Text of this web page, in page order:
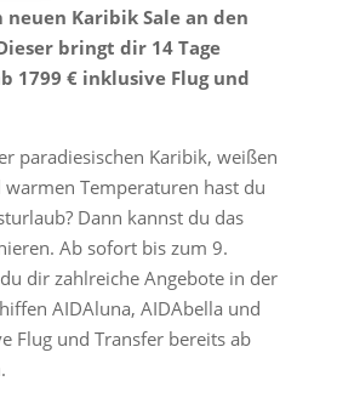
Karibik Sale an den
bringt dir 14 Tage
1799 € inklusive Flug und
paradiesischen Karibik, weißen
warmen Temperaturen hast du
Dann kannst du das
Ab sofort bis zum 9.
dir zahlreiche Angebote in der
AIDAluna, AIDAbella und
Flug und Transfer bereits ab